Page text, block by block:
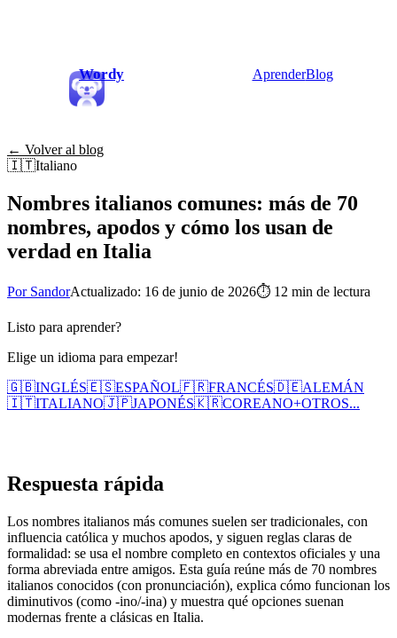
Wordy AprenderBlog
← Volver al blog
🇮🇹Italiano
Nombres italianos comunes: más de 70
nombres, apodos y cómo los usan de
verdad en Italia
Por SandorActualizado: 16 de junio de 2026⏱ 12 min de lectura
Listo para aprender?
Elige un idioma para empezar!
🇬🇧INGLÉS🇪🇸ESPAÑOL🇫🇷FRANCÉS🇩🇪ALEMÁN
🇮🇹ITALIANO🇯🇵JAPONÉS🇰🇷COREANO+OTROS...
Respuesta rápida
Los nombres italianos más comunes suelen ser tradicionales, con
influencia católica y muchos apodos, y siguen reglas claras de
formalidad: se usa el nombre completo en contextos oficiales y una
forma abreviada entre amigos. Esta guía reúne más de 70 nombres
italianos conocidos (con pronunciación), explica cómo funcionan los
diminutivos (como -ino/-ina) y muestra qué opciones suenan
modernas frente a clásicas en Italia.